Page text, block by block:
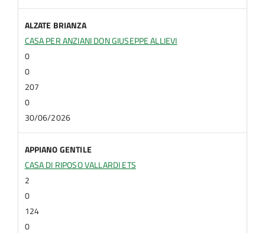
ALZATE BRIANZA
CASA PER ANZIANI DON GIUSEPPE ALLIEVI
0
0
207
0
30/06/2026
APPIANO GENTILE
CASA DI RIPOSO VALLARDI ETS
2
0
124
0